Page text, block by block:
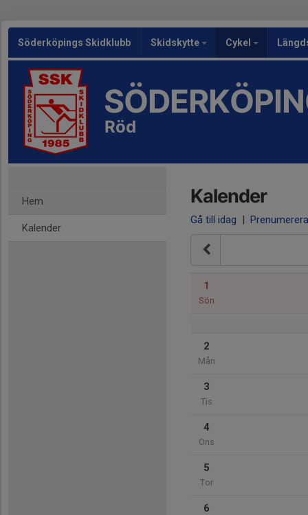
Söderköpings Skidklubb Skidskytte Cykel
Röd
Hem
Kalender
Kalender
Gå till idag | Prenumerera
1
Sön
2
Mån
3
Tis
4
Ons
5
Tor
6